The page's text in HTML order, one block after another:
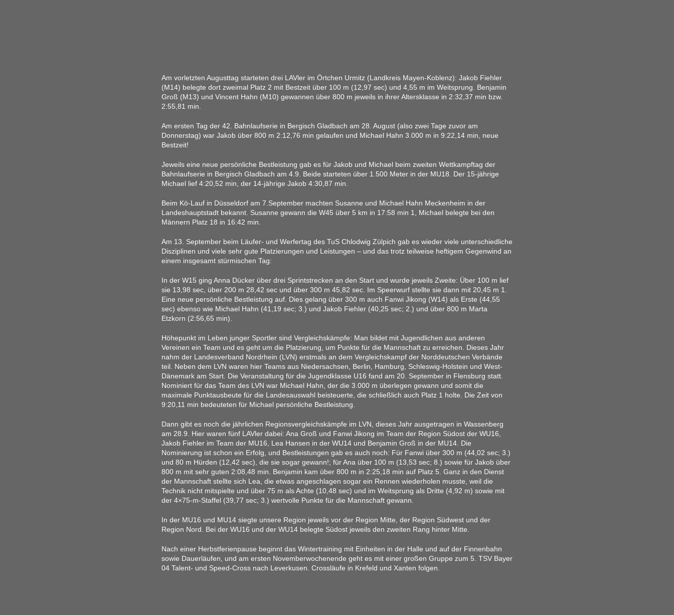
Am vorletzten Augusttag starteten drei LAVler im Örtchen Urmitz (Landkreis Mayen-Koblenz): Jakob Fiehler
(M14) belegte dort zweimal Platz 2 mit Bestzeit über 100 m (12,97 sec) und 4,55 m im Weitsprung. Benjamin
Groß (M13) und Vincent Hahn (M10) gewannen über 800 m jeweils in ihrer Altersklasse in 2:32,37 min bzw.
2:55,81 min.
Am ersten Tag der 42. Bahnlaufserie in Bergisch Gladbach am 28. August (also zwei Tage zuvor am
Donnerstag) war Jakob über 800 m 2:12,76 min gelaufen und Michael Hahn 3.000 m in 9:22,14 min, neue
Bestzeit!
Jeweils eine neue persönliche Bestleistung gab es für Jakob und Michael beim zweiten Wettkampftag der
Bahnlaufserie in Bergisch Gladbach am 4.9. Beide starteten über 1.500 Meter in der MU18. Der 15-jährige
Michael lief 4:20,52 min, der 14-jährige Jakob 4:30,87 min.
Beim Kö-Lauf in Düsseldorf am 7.September machten Susanne und Michael Hahn Meckenheim in der
Landeshauptstadt bekannt. Susanne gewann die W45 über 5 km in 17:58 min 1, Michael belegte bei den
Männern Platz 18 in 16:42 min.
Am 13. September beim Läufer- und Werfertag des TuS Chlodwig Zülpich gab es wieder viele unterschiedliche
Disziplinen und viele sehr gute Platzierungen und Leistungen – und das trotz teilweise heftigem Gegenwind an
einem insgesamt stürmischen Tag:
In der W15 ging Anna Dücker über drei Sprintstrecken an den Start und wurde jeweils Zweite: Über 100 m lief
sie 13,98 sec, über 200 m 28,42 sec und über 300 m 45,82 sec. Im Speerwurf stellte sie dann mit 20,45 m 1.
Eine neue persönliche Bestleistung auf. Dies gelang über 300 m auch Fanwi Jikong (W14) als Erste (44,55
sec) ebenso wie Michael Hahn (41,19 sec; 3.) und Jakob Fiehler (40,25 sec; 2.) und über 800 m Marta
Etzkorn (2:56,65 min).
Höhepunkt im Leben junger Sportler sind Vergleichskämpfe: Man bildet mit Jugendlichen aus anderen
Vereinen ein Team und es geht um die Platzierung, um Punkte für die Mannschaft zu erreichen. Dieses Jahr
nahm der Landesverband Nordrhein (LVN) erstmals an dem Vergleichskampf der Norddeutschen Verbände
teil. Neben dem LVN waren hier Teams aus Niedersachsen, Berlin, Hamburg, Schleswig-Holstein und West-
Dänemark am Start. Die Veranstaltung für die Jugendklasse U16 fand am 20. September in Flensburg statt.
Nominiert für das Team des LVN war Michael Hahn, der die 3.000 m überlegen gewann und somit die
maximale Punktausbeute für die Landesauswahl beisteuerte, die schließlich auch Platz 1 holte. Die Zeit von
9:20,11 min bedeuteten für Michael persönliche Bestleistung.
Dann gibt es noch die jährlichen Regionsvergleichskämpfe im LVN, dieses Jahr ausgetragen in Wassenberg
am 28.9. Hier waren fünf LAVler dabei: Ana Groß und Fanwi Jikong im Team der Region Südost der WU16,
Jakob Fiehler im Team der MU16, Lea Hansen in der WU14 und Benjamin Groß in der MU14. Die
Nominierung ist schon ein Erfolg, und Bestleistungen gab es auch noch: Für Fanwi über 300 m (44,02 sec; 3.)
und 80 m Hürden (12,42 sec), die sie sogar gewann!; für Ana über 100 m (13,53 sec; 8.) sowie für Jakob über
800 m mit sehr guten 2:08,48 min. Benjamin kam über 800 m in 2:25,18 min auf Platz 5. Ganz in den Dienst
der Mannschaft stellte sich Lea, die etwas angeschlagen sogar ein Rennen wiederholen musste, weil die
Technik nicht mitspielte und über 75 m als Achte (10,48 sec) und im Weitsprung als Dritte (4,92 m) sowie mit
der 4×75-m-Staffel (39,77 sec; 3.) wertvolle Punkte für die Mannschaft gewann.
In der MU16 und MU14 siegte unsere Region jeweils vor der Region Mitte, der Region Südwest und der
Region Nord. Bei der WU16 und der WU14 belegte Südost jeweils den zweiten Rang hinter Mitte.
Nach einer Herbstferienpause beginnt das Wintertraining mit Einheiten in der Halle und auf der Finnenbahn
sowie Dauerläufen, und am ersten Novemberwochenende geht es mit einer großen Gruppe zum 5. TSV Bayer
04 Talent- und Speed-Cross nach Leverkusen. Crossläufe in Krefeld und Xanten folgen.